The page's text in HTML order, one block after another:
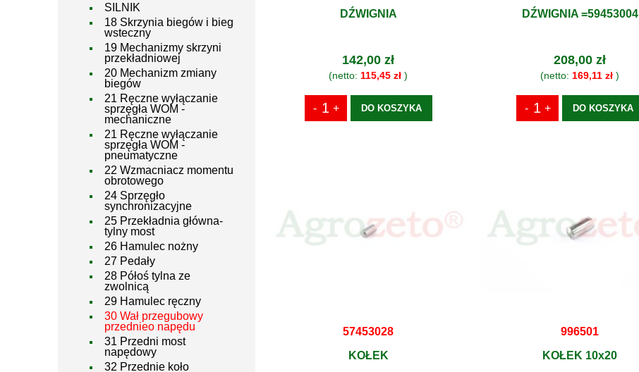
SILNIK
18 Skrzynia biegów i bieg
wsteczny
19 Mechanizmy skrzyni
przekładniowej
20 Mechanizm zmiany
biegów
21 Ręczne wyłączanie
sprzęgła WOM -
mechaniczne
21 Ręczne wyłączanie
sprzęgła WOM -
pneumatyczne
22 Wzmacniacz momentu
obrotowego
24 Sprzęgło
synchronizacyjne
25 Przekładnia główna-
tylny most
26 Hamulec nożny
27 Pedały
28 Półoś tylna ze
zwolnicą
29 Hamulec ręczny
30 Wał przegubowy
przednieo napędu
31 Przedni most
napędowy
32 Przednie koło
DŹWIGNIA
142,00 zł
(netto: 115,45 zł )
DO KOSZYKA
DŹWIGNIA =59453004
208,00 zł
(netto: 169,11 zł )
DO KOSZYKA
57453028
KOŁEK
996501
KOŁEK 10x20